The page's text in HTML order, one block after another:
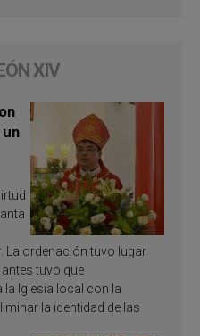
XIV
un
La ordenación tuvo lugar
tuvo que
Iglesia local con la
la identidad de las